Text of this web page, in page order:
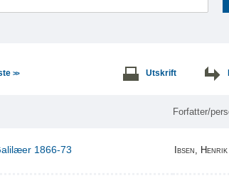
>> Utskrift
Forfatter/
1866-73 Ibsen, Henrik